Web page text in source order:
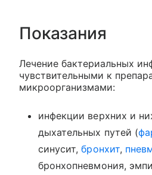
Показания
Лечение бактериальных
чувствительными к
микроорганизмами:
инфекции верхних и
дыхательных путей (
синусит,бронхит,
бронхопневмония,